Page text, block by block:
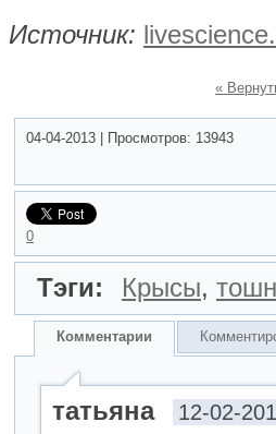
Источник:
«
04-04-2013 Просмотров: 13943
0
Тэги: Крысы,
Комментарии
татьяна 12-02-